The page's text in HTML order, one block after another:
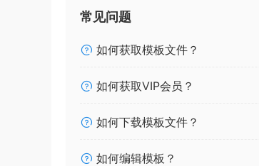
常见问题
如何获取模板文件？
如何获取VIP会员？
如何下载模板文件？
如何编辑模板？